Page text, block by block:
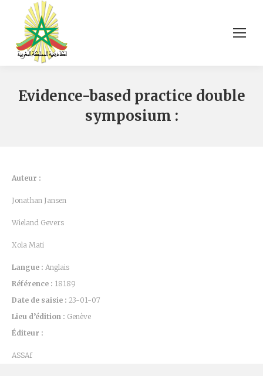
Evidence-based practice double
symposium :
Auteur :
Jonathan Jansen
Wieland Gevers
Xola Mati
Langue : Anglais
Référence : 18189
Date de saisie : 23-01-07
Lieu d’édition : Genève
Éditeur :
ASSAf